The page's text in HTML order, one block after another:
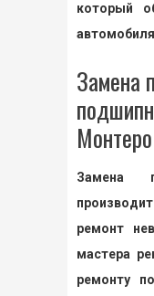
который
Замена
Замена
ремонт
мастера
ремонту